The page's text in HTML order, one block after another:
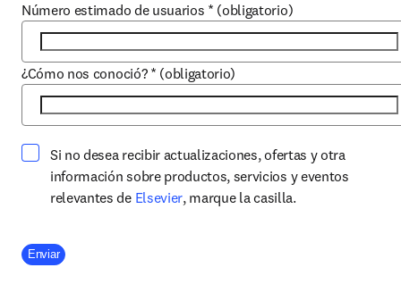
Número estimado de usuarios * (obligatorio)
¿Cómo nos conoció? * (obligatorio)
Si no desea recibir actualizaciones, ofertas y otra
información sobre productos, servicios y eventos
relevantes de Elsevieropens in new tab/window
, marque la casilla.
Company Division
Enviar